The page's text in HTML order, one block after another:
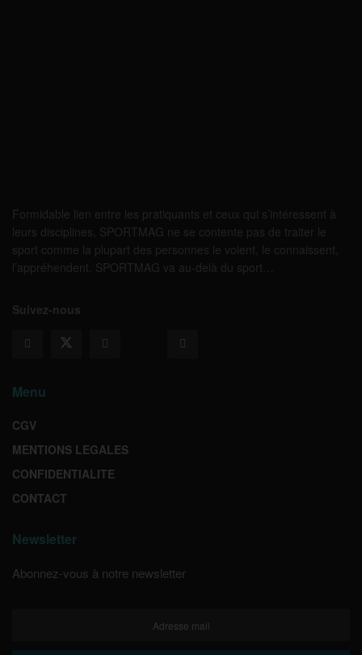
Formidable lien entre les pratiquants et ceux qui s’intéressent à
leurs disciplines, SPORTMAG ne se contente pas de traiter le
sport comme la plupart des personnes le voient, le connaissent,
l’appréhendent. SPORTMAG va au-delà du sport…
Suivez-nous
Menu
CGV
MENTIONS LEGALES
CONFIDENTIALITE
CONTACT
Newsletter
Abonnez-vous à notre newsletter